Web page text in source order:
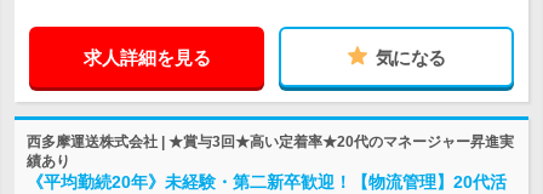
求人詳細を見る 気になる
西多摩運送株式会社 | ★賞与3回★高い定着率★20代のマネージャー昇進実
績あり
《平均勤続20年》未経験・第二新卒歓迎！【物流管理】20代活